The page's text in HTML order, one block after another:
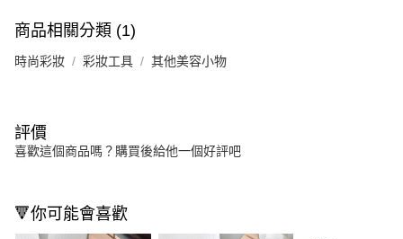
商品相關分類 (1)
時尚彩妝 彩妝工具 其他美容小物
評價
喜歡這個商品嗎？購買後給他一個好評吧
🔻你可能會喜歡